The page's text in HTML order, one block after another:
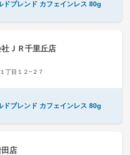
ドブレンド カフェインレス 80g
ＪＲ千里丘店
丁目１２−２７
ドブレンド カフェインレス 80g
田店